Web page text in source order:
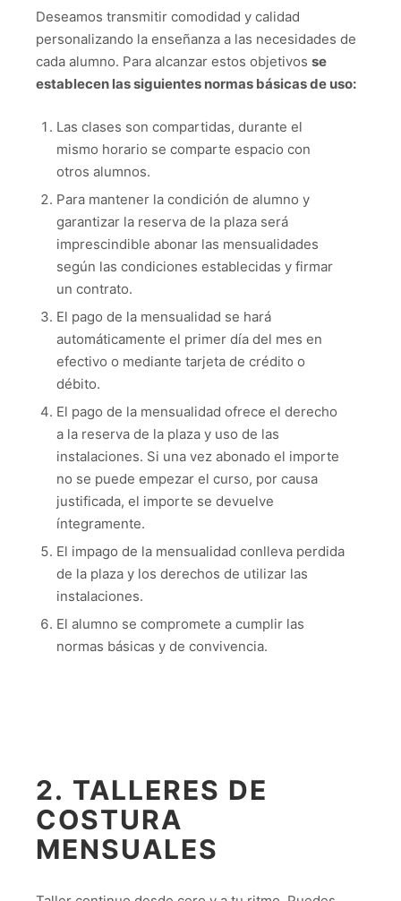
Deseamos transmitir comodidad y calidad
personalizando la enseñanza a las necesidades de
cada alumno. Para alcanzar estos objetivos se
establecen las siguientes normas básicas de uso:
Las clases son compartidas, durante el
mismo horario se comparte espacio con
otros alumnos.
Para mantener la condición de alumno y
garantizar la reserva de la plaza será
imprescindible abonar las mensualidades
según las condiciones establecidas y firmar
un contrato.
El pago de la mensualidad se hará
automáticamente el primer día del mes en
efectivo o mediante tarjeta de crédito o
débito.
El pago de la mensualidad ofrece el derecho
a la reserva de la plaza y uso de las
instalaciones. Si una vez abonado el importe
no se puede empezar el curso, por causa
justificada, el importe se devuelve
íntegramente.
El impago de la mensualidad conlleva perdida
de la plaza y los derechos de utilizar las
instalaciones.
El alumno se compromete a cumplir las
normas básicas y de convivencia.
2. TALLERES DE
COSTURA
MENSUALES